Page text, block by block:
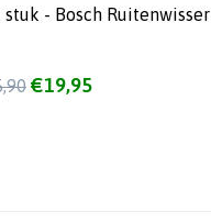
- Bosch Ruitenwisser
€19,95